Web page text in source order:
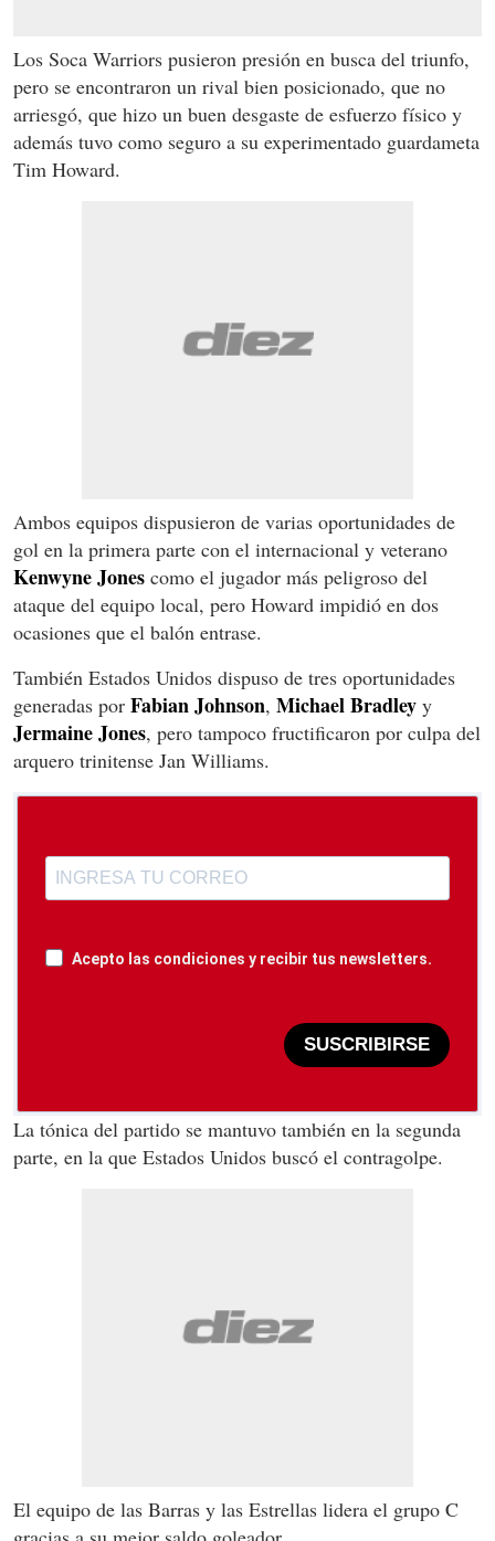
Los Soca Warriors pusieron presión en busca del triunfo,
pero se encontraron un rival bien posicionado, que no
arriesgó, que hizo un buen desgaste de esfuerzo físico y
además tuvo como seguro a su experimentado guardameta
Tim Howard.
Ambos equipos dispusieron de varias oportunidades de
gol en la primera parte con el internacional y veterano
Kenwyne Jones como el jugador más peligroso del
ataque del equipo local, pero Howard impidió en dos
ocasiones que el balón entrase.
También Estados Unidos dispuso de tres oportunidades
generadas por Fabian Johnson, Michael Bradley y
Jermaine Jones, pero tampoco fructificaron por culpa del
arquero trinitense Jan Williams.
Acepto las condiciones y recibir tus newsletters.
SUSCRIBIRSE
La tónica del partido se mantuvo también en la segunda
parte, en la que Estados Unidos buscó el contragolpe.
El equipo de las Barras y las Estrellas lidera el grupo C